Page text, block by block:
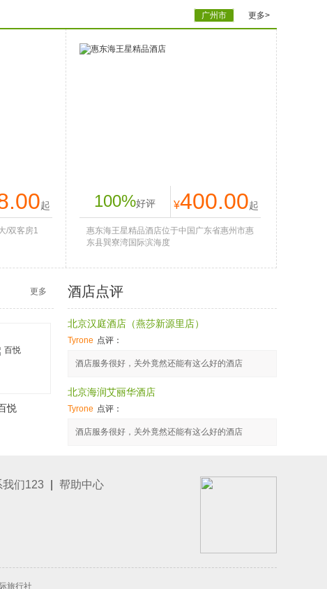
广州市 更多>
起
/双客房1
100%好评 ¥400.00起
惠东海王星精品酒店位于中国广东省惠州市惠
东县巽寮湾国际滨海度
更多
悦
酒店点评
北京汉庭酒店（燕莎新源里店）
Tyrone 点评：
酒店服务很好，关外竟然还能有这么好的酒店
北京海润艾丽华酒店
Tyrone 点评：
酒店服务很好，关外竟然还能有这么好的酒店
Tyrone 点评：
酒店服务很好2，关外竟然还能有这么好的酒店
我们123 帮助中心
旅行社